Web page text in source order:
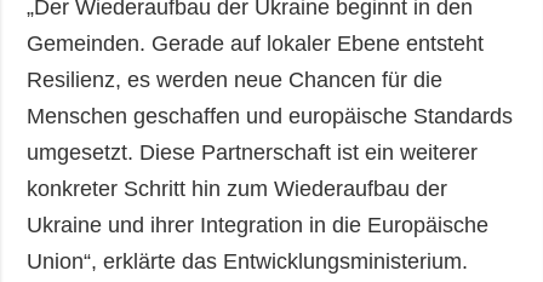
„Der Wiederaufbau der Ukraine beginnt in den
Gemeinden. Gerade auf lokaler Ebene entsteht
Resilienz, es werden neue Chancen für die
Menschen geschaffen und europäische Standards
umgesetzt. Diese Partnerschaft ist ein weiterer
konkreter Schritt hin zum Wiederaufbau der
Ukraine und ihrer Integration in die Europäische
Union“, erklärte das Entwicklungsministerium.